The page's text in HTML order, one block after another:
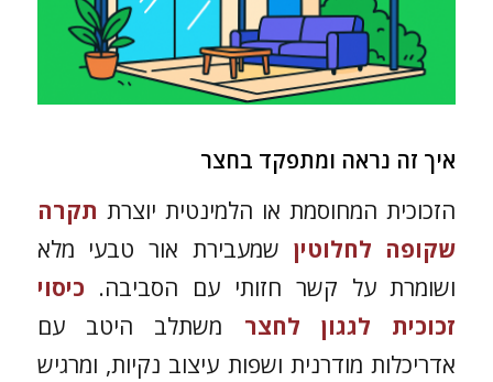
איך זה נראה ומתפקד בחצר
הזכוכית המחוסמת או הלמינטית יוצרת תקרה
שקופה לחלוטין שמעבירת אור טבעי מלא
ושומרת על קשר חזותי עם הסביבה. כיסוי
זכוכית לגגון לחצר משתלב היטב עם
אדריכלות מודרנית ושפות עיצוב נקיות, ומרגיש